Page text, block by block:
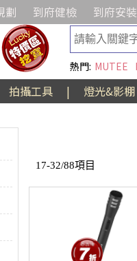
劃 到府健檢 到府安裝
熱門: MUTEE
拍攝工具 | 燈光&影棚
17-32/88項目